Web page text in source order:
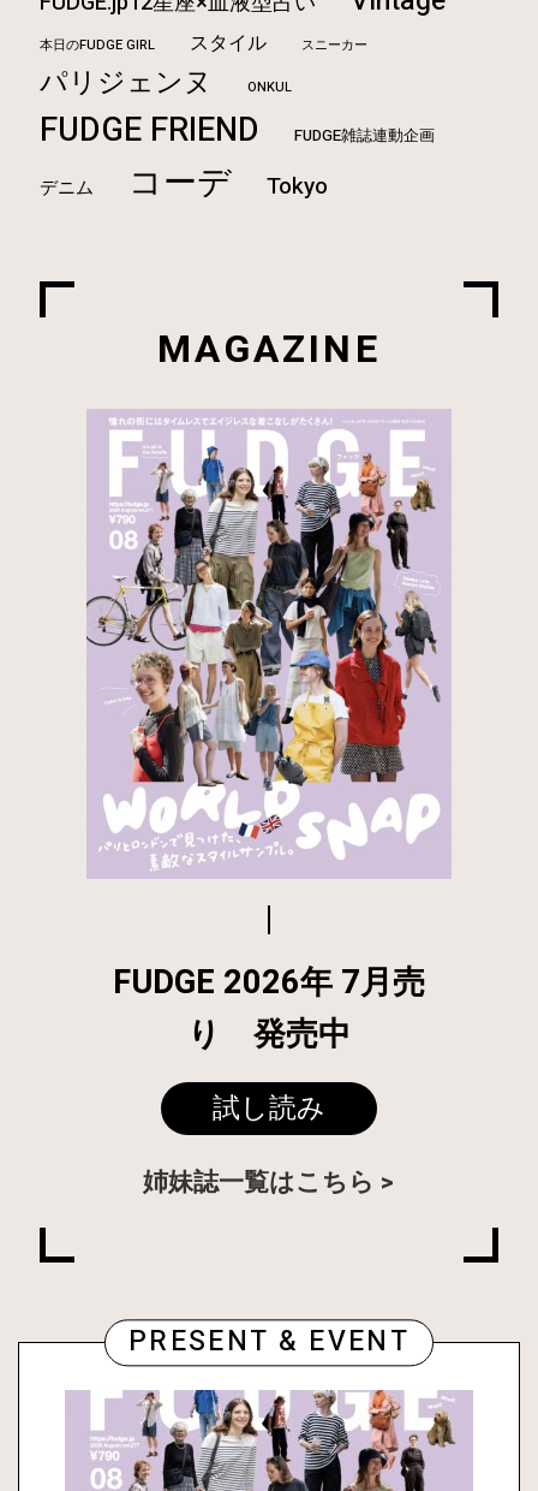
本日のFUDGE GIRL スタイル スニーカー
パリジェンヌ ONKUL
FUDGE FRIEND FUDGE雑誌連動企画
デニム コーデ Tokyo
MAGAZINE
FUDGE 2026年 7月売
り 発売中
試し読み
姉妹誌一覧はこちら
PRESENT & EVENT